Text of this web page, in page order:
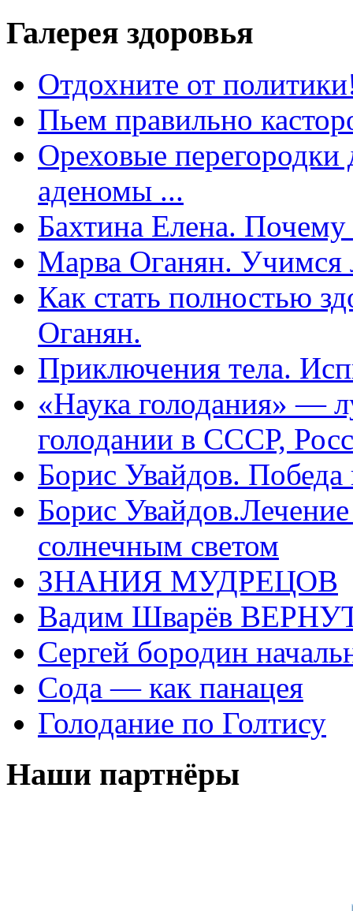
Галерея здоровья
Отдохните от
Пьем правильно
Ореховые перегородки
аденомы ...
Бахтина Елена.
Марва Оганян. Учимся
Как стать полностью
Оганян.
Приключения тела.
«Наука голодания» —
голодании в СССР,
Борис Увайдов.
Борис
солнечным светом
ЗНАНИЯ МУДРЕЦОВ
Вадим Шварёв
Сергей бородин
Сода — как панацея
Голодание по Голтису
Наши партнёры